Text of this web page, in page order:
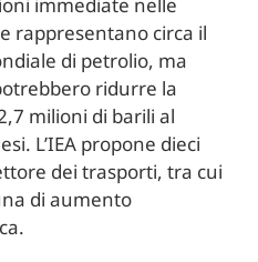
rappresentano circa il
di petrolio, ma
ridurre la
milioni di barili al
L’IEA propone dieci
dei trasporti, tra cui
di aumento